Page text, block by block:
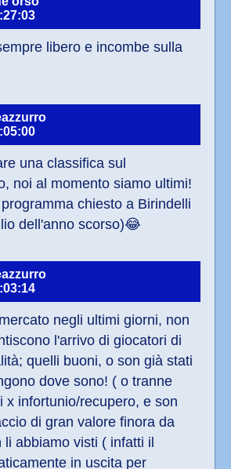
libero e incombe sulla
una classifica sul
noi al momento siamo ultimi!
chiesto a Birindelli
dell'anno scorso)😂
negli ultimi giorni, non
l'arrivo di giocatori di
quelli buoni, o son già stati
dove sono! ( o tranne
x infortunio/recupero, e son
di gran valore finora da
li abbiamo visti ( infatti il
in uscita per